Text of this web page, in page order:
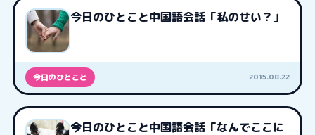
今日のひとこと中国語会話「私のせい？」
今日のひとこと 2015.08.22
今日のひとこと中国語会話「なんでここに